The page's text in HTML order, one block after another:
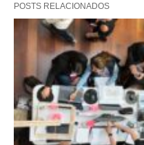
POSTS RELACIONADOS